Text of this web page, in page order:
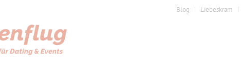
Blog Liebeskram